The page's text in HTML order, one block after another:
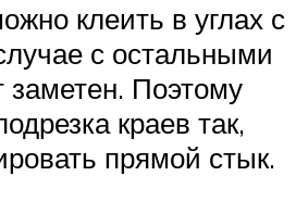
клеить в углах с
с остальными
заметен. Поэтому
краев так,
прямой стык.